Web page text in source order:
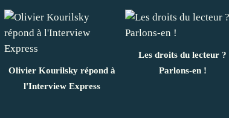
Olivier Kourilsky répond à
l'Interview Express
Les droits du lecteur ?
Parlons-en !